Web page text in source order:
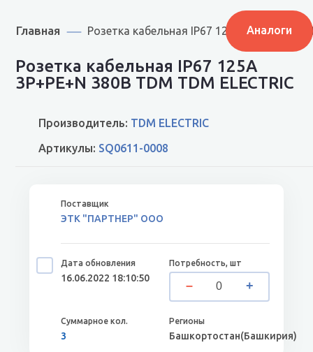
Главная Розетка кабельная IP67 125А 3Р+РЕ+N
Аналоги
Розетка кабельная IP67 125А
3Р+РЕ+N 380В TDM TDM ELECTRIC
Производитель: TDM ELECTRIC
Артикулы: SQ0611-0008
ЭТК "ПАРТНЕР" ООО
16.06.2022 18:10:50
3 Башкортостан(Башкирия)